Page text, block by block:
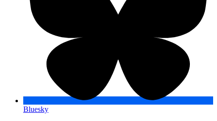
Bluesky